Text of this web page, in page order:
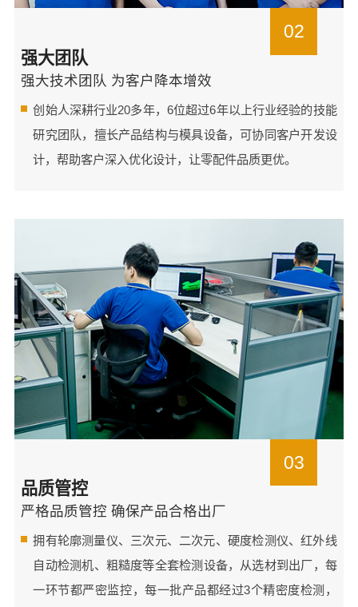
02
强大团队
强大技术团队 为客户降本增效
创始人深耕行业20多年，6位超过6年以上行业经验的技能
研究团队，擅长产品结构与模具设备，可协同客户开发设
计，帮助客户深入优化设计，让零配件品质更优。
03
品质管控
严格品质管控 确保产品合格出厂
拥有轮廓测量仪、三次元、二次元、硬度检测仪、红外线
自动检测机、粗糙度等全套检测设备，从选材到出厂，每
一环节都严密监控，每一批产品都经过3个精密度检测，